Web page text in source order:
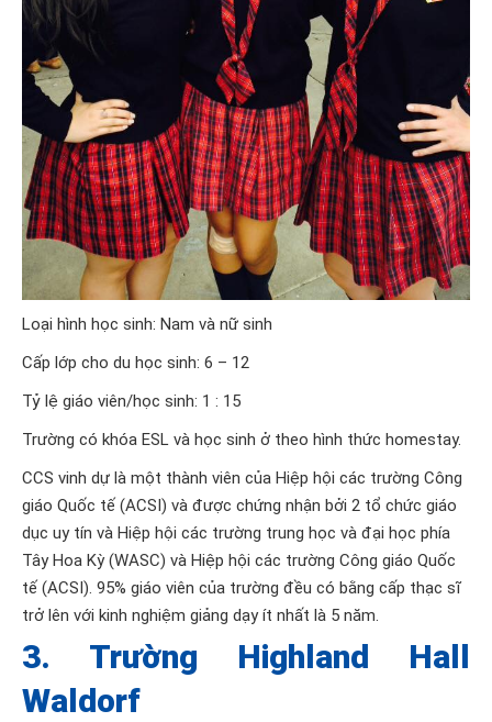
Loại hình học sinh: Nam và nữ sinh
Cấp lớp cho du học sinh: 6 – 12
Tỷ lệ giáo viên/học sinh: 1 : 15
Trường có khóa ESL và học sinh ở theo hình thức homestay.
CCS vinh dự là một thành viên của Hiệp hội các trường Công
giáo Quốc tế (ACSI) và được chứng nhận bởi 2 tổ chức giáo
dục uy tín và Hiệp hội các trường trung học và đại học phía
Tây Hoa Kỳ (WASC) và Hiệp hội các trường Công giáo Quốc
tế (ACSI). 95% giáo viên của trường đều có bằng cấp thạc sĩ
trở lên với kinh nghiệm giảng dạy ít nhất là 5 năm.
3. Trường Highland Hall
Waldorf